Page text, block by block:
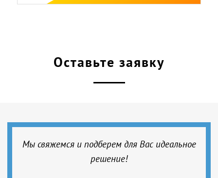
Оставьте заявку
Мы свяжемся и подберем для Вас идеальное
решение!